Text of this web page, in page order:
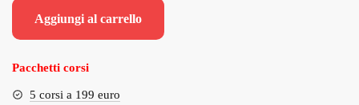
era:
è:
Aggiungi al carrello
Pacchetti corsi
5 corsi a 199 euro